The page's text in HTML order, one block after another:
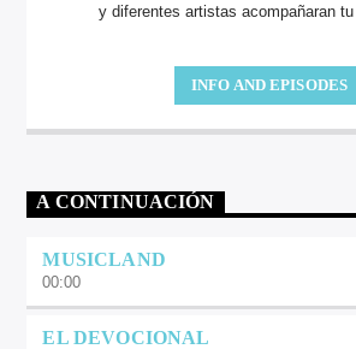
y diferentes artistas acompañaran tu
INFO AND EPISODES
A CONTINUACIÓN
MUSICLAND
00:00
EL DEVOCIONAL